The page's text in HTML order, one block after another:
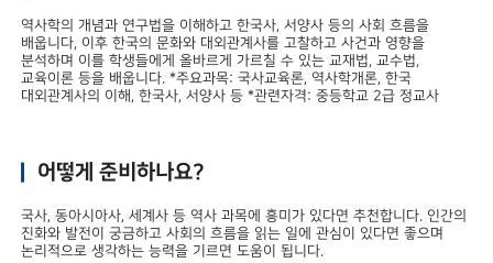
역사학의 개념과 연구법을 이해하고 한국사, 서양사 등의 사회 흐름을
배웁니다, 이후 한국의 문화와 대외관계사를 고찰하고 사건과 영향을
분석하며 이를 학생들에게 올바르게 가르칠 수 있는 교재법, 교수법,
교육이론 등을 배웁니다. *주요과목: 국사교육론, 역사학개론, 한국
대외관계사의 이해, 한국사, 서양사 등 *관련자격: 중등학교 2급 정교사
어떻게 준비하나요?
국사, 동아시아사, 세계사 등 역사 과목에 흥미가 있다면 추천합니다. 인간의
진화와 발전이 궁금하고 사회의 흐름을 읽는 일에 관심이 있다면 좋으며
논리적으로 생각하는 능력을 기르면 도움이 됩니다.